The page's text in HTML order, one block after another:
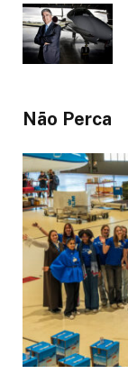
Não Perca